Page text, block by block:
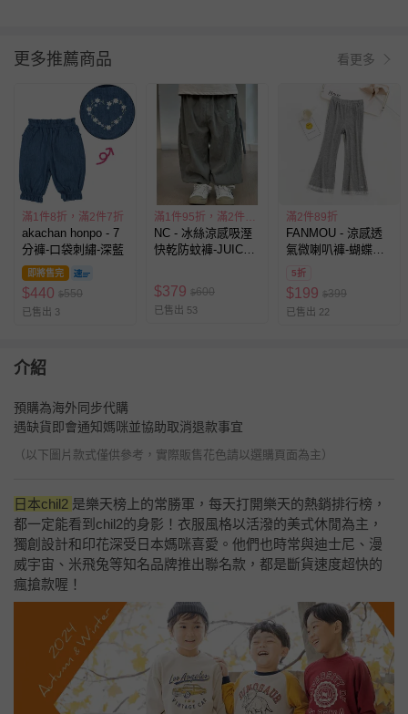
更多推薦商品 看更多
滿1件8折，滿2件7折
akachan honpo - 7
分褲-口袋刺繡-深藍
即將售完
$440 $550
已售出 3
滿1件95折，滿2件85折
NC - 冰絲涼感吸溼
快乾防蚊褲-JUICE-
$379 $600
已售出 53
滿2件89折
FANMOU - 涼感透
氣微喇叭褲-蝴蝶結
蕾絲-灰色
5折
$199 $399
已售出 22
介紹
預購為海外同步代購
遇缺貨即會通知媽咪並協助取消退款事宜
（以下圖片款式僅供參考，實際販售花色請以選購頁面為主）
日本chil2 是樂天榜上的常勝軍，每天打開樂天的熱銷排行榜，
都一定能看到chil2的身影！衣服風格以活潑的美式休閒為主，
獨創設計和印花深受日本媽咪喜愛。他們也時常與迪士尼、漫
威宇宙、米飛兔等知名品牌推出聯名款，都是斷貨速度超快的
瘋搶款喔！